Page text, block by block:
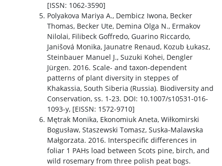
Laboratorium Ekologii Doświadczalnej
Galerie zdjęć
Antarktyka
Ukraina
[ISSN: 1062-3590]
Polyakova Mariya A., Dembicz Iwona, Becker
Thomas, Becker Ute, Demina Olga N., Ermakov
Nilolai, Filibeck Goffredo, Guarino Riccardo,
Janišová Monika, Jaunatre Renaud, Kozub Łukasz,
Steinbauer Manuel J., Suzuki Kohei, Dengler
Jürgen. 2016. Scale- and taxon-dependent
patterns of plant diversity in steppes of
Khakassia, South Siberia (Russia). Biodiversity and
Conservation, ss. 1-23. DOI: 10.1007/s10531-016-
1093-y, [EISSN: 1572-9710]
Mętrak Monika, Ekonomiuk Aneta, Wiłkomirski
Bogusław, Staszewski Tomasz, Suska-Malawska
Małgorzata. 2016. Interspecific differences in
foliar 1 PAHs load between Scots pine, birch, and
wild rosemary from three polish peat bogs.